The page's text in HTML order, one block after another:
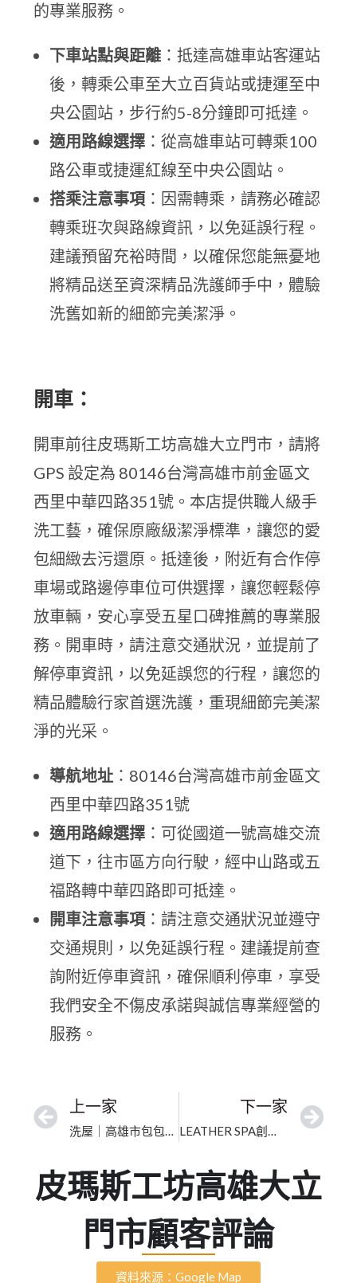
的專業服務。
下車站點與距離 ：抵達高雄車站客運站
後，轉乘公車至大立百貨站或捷運至中
央公園站，步行約5-8分鐘即可抵達。
適用路線選擇 ：從高雄車站可轉乘100
路公車或捷運紅線至中央公園站。
搭乘注意事項 ：因需轉乘，請務必確認
轉乘班次與路線資訊，以免延誤行程。
建議預留充裕時間，以確保您能無憂地
將精品送至資深精品洗護師手中，體驗
洗舊如新的細節完美潔淨。
開車：
開車前往皮瑪斯工坊高雄大立門市，請將
GPS 設定為 80146台灣高雄市前金區文
西里中華四路351號。本店提供職人級手
洗工藝，確保原廠級潔淨標準，讓您的愛
包細緻去污還原。抵達後，附近有合作停
車場或路邊停車位可供選擇，讓您輕鬆停
放車輛，安心享受五星口碑推薦的專業服
務。開車時，請注意交通狀況，並提前了
解停車資訊，以免延誤您的行程，讓您的
精品體驗行家首選洗護，重現細節完美潔
淨的光采。
導航地址 ：80146台灣高雄市前金區文
西里中華四路351號
適用路線選擇 ：可從國道一號高雄交流
道下，往市區方向行駛，經中山路或五
福路轉中華四路即可抵達。
開車注意事項 ：請注意交通狀況並遵守
交通規則，以免延誤行程。建議提前查
詢附近停車資訊，確保順利停車，享受
我們安全不傷皮承諾與誠信專業經營的
服務。
上一家
洗屋｜高雄市包包深層清潔｜在地專家高效除霉殺菌護理
下一家
LEATHER SPA創盛皮革專業整染「台中店」－名牌包精品維修清潔染色｜包包保養｜專業洗包店｜西區｜勤美誠品綠園道｜臺中市老花包包除霉除臭｜洗舊如新表層內袋清潔、除霉殺菌
皮瑪斯工坊高雄大立
門市顧客評論
資料來源：Google Map